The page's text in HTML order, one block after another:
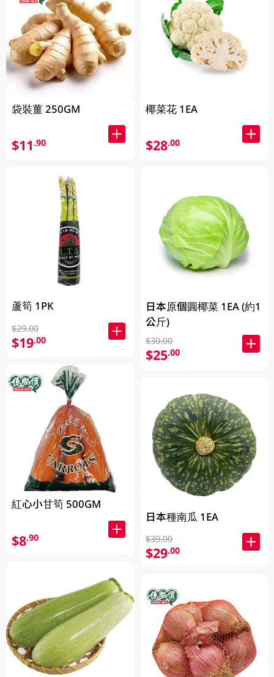
袋裝薑 250GM
$11.90
蘆筍 1PK
$29.00
$19.00
紅心小甘筍 500GM
$8.90
椰菜花 1EA
$28.00
日本原個圓椰菜 1EA (約1
公斤)
$30.00
$25.00
日本種南瓜 1EA
$39.00
$29.00